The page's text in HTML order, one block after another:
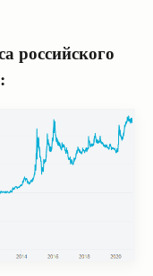
российского